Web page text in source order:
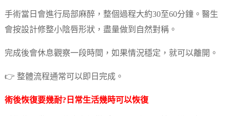
手術當日會進行局部麻醉，整個過程大約30至60分鐘。醫生
會按設計修整小陰唇形狀，盡量做到自然對稱。
完成後會休息觀察一段時間，如果情況穩定，就可以離開。
👉 整體流程通常可以即日完成。
術後恢復要幾耐?日常生活幾時可以恢復